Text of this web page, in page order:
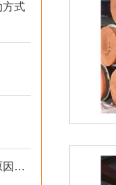
方式
钢套钢蒸汽保温管道发生震动的原因及危害